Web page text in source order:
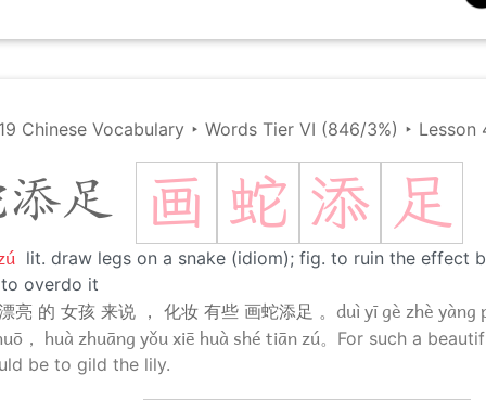
Chinese Vocabulary ‣ Words Tier VI (846/3%) ‣ Lesson
足 画 蛇 添 足
lit. draw legs on a snake (idiom); fig. to ruin the effect
overdo it
亮 的 女孩 来说 ， 化妆 有些 画蛇添足 。 duì yī gè zhè yàng
， huà zhuāng yǒu xiē huà shé tiān zú。 For such a
be to gild the lily.